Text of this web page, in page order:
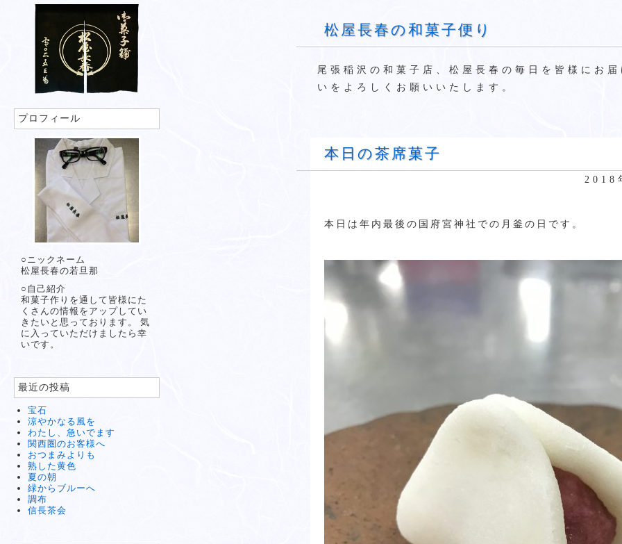
プロフィール
○ニックネーム
松屋長春の若旦那
○自己紹介
和菓子作りを通して皆様にた
くさんの情報をアップしてい
きたいと思っております。 気
に入っていただけましたら幸
いです。
最近の投稿
宝石
涼やかなる風を
わたし、急いでます
関西圏のお客様へ
おつまみよりも
熟した黄色
夏の朝
緑からブルーへ
調布
信長茶会
松屋長春の和菓子便り
尾張稲沢の和菓子店、松屋長春の毎日を皆様にお
いをよろしくお願いいたします。
本日の茶席菓子
2018
本日は年内最後の国府宮神社での月釜の日です。